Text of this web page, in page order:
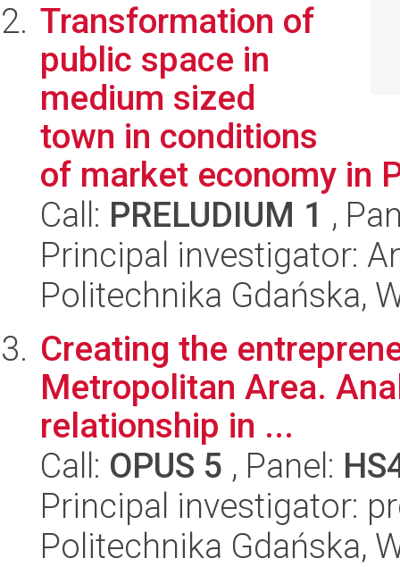
Transformation of
public space in
medium sized
town in conditions
of market economy in
Call: PRELUDIUM 1 ,
Principal investigator:
Politechnika Gdańska,
Creating the
Metropolitan Area.
relationship in ...
Call: OPUS 5 , Panel:
Principal investigator:
Politechnika Gdańska,